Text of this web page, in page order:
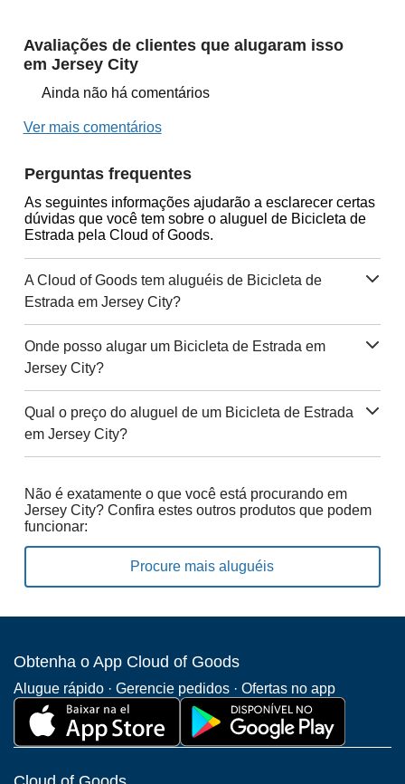
Avaliações de clientes que alugaram isso
em Jersey City
Ainda não há comentários
Ver mais comentários
Perguntas frequentes
As seguintes informações ajudarão a esclarecer certas
dúvidas que você tem sobre o aluguel de Bicicleta de
Estrada pela Cloud of Goods.
A Cloud of Goods tem aluguéis de Bicicleta de
Estrada em Jersey City?
Onde posso alugar um Bicicleta de Estrada em
Jersey City?
Qual o preço do aluguel de um Bicicleta de Estrada
em Jersey City?
Não é exatamente o que você está procurando em
Jersey City? Confira estes outros produtos que podem
funcionar:
Procure mais aluguéis
Obtenha o App Cloud of Goods
Alugue rápido · Gerencie pedidos · Ofertas no app